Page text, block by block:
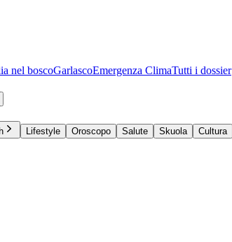
nel boscoGarlascoEmergenza ClimaTutti i dossier
Lifestyle Oroscopo Salute Skuola Cultura